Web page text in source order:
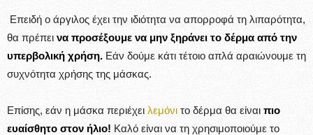
Επειδή ο άργιλος έχει την ιδιότητα να απορροφά τη λιπαρότητα,
θα πρέπει να προσέξουμε να μην ξηράνει το δέρμα από την
υπερβολική χρήση. Εάν δούμε κάτι τέτοιο απλά αραιώνουμε τη
συχνότητα χρήσης της μάσκας.
Επίσης, εάν η μάσκα περιέχει λεμόνι το δέρμα θα είναι πιο
ευαίσθητο στον ήλιο! Καλό είναι να τη χρησιμοποιούμε το